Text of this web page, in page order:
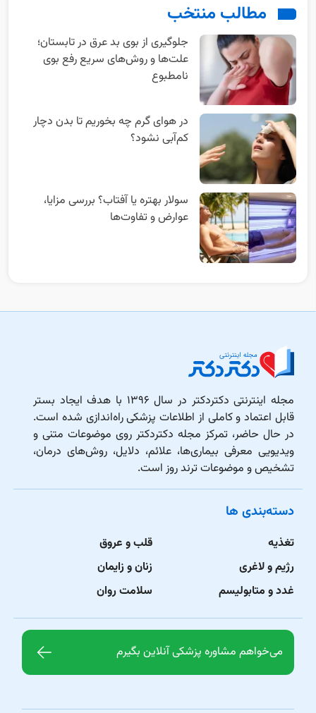
مطالب منتخب
جلوگیری از بوی بد عرق در تابستان؛
علت‌ها و روش‌های سریع رفع بوی
نامطبوع
در هوای گرم چه بخوریم تا بدن دچار
کم‌آبی نشود؟
سولار بهتره یا آفتاب؟ بررسی مزایا،
عوارض و تفاوت‌ها
مجله اینترنتی دکتردکتر در سال ۱۳۹۶ با هدف ایجاد بستر
قابل اعتماد و کاملی از اطلاعات پزشکی راه‌اندازی شده است.
در حال حاضر، تمرکز مجله دکتردکتر روی موضوعات متنی و
ویدیویی معرفی بیماری‌ها، علائم، دلایل، روش‌های درمان،
تشخیص و موضوعات ترند روز است.
دسته‌بندی ها
تغذیه
رژیم و لاغری
غدد و متابولیسم
قلب و عروق
زنان و زایمان
سلامت روان
می‌خواهم مشاوره پزشکی آنلاین بگیرم